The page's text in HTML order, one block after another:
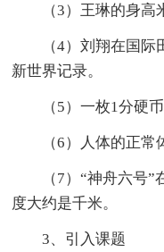
（3）王琳的身高
（4）刘翔在国
新世界记录。
（5）一枚1分硬
（6）人体的正常
（7）“神舟六号
度大约是千米。
3、引入课题